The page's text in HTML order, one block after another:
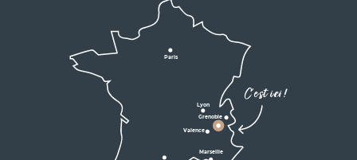
C'est ici !
Paris
Marseille
Lyon
Valence
Grenoble
D1075
D531
Valence
Lyon